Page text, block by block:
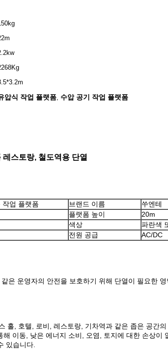
압식 작업 플랫폼, 수압 공기 작업 플랫폼
스토랑, 철도역용 단열
작업 플랫폼 브랜드 이름
쑤엔테
플랫폼 높이
20m
색상
파란색
전원 공급 AC/DC
은 운영자의 안전을 보호하기 위해 단열이 필요한
홀, 호텔, 로비, 레스토랑, 기차역과 같은 좁은 공간
이동, 낮은 에너지 소비, 오염, 토지에 대한 손상
있습니다.